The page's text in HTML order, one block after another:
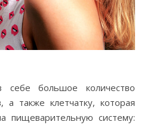
большое количество
а также клетчатку, которая
пищеварительную систему: